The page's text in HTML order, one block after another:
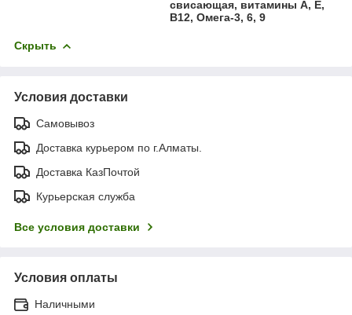
свисающая, витамины А, Е,
В12, Омега-3, 6, 9
Скрыть
Условия доставки
Самовывоз
Доставка курьером по г.Алматы.
Доставка КазПочтой
Курьерская служба
Все условия доставки
Условия оплаты
Наличными